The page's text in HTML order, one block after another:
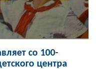
со 100-
центра